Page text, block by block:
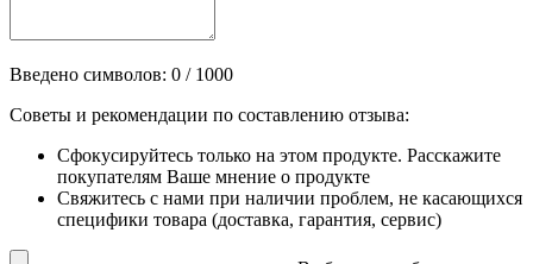
Введено символов: 0 / 1000
Советы и рекомендации по составлению отзыва:
Сфокусируйтесь только на этом продукте. Расскажите
покупателям Ваше мнение о продукте
Свяжитесь с нами при наличии проблем, не касающихся
специфики товара (доставка, гарантия, сервис)